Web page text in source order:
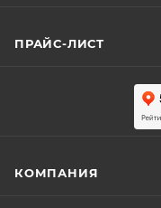
ПРАЙС-ЛИСТ
КОМПАНИЯ